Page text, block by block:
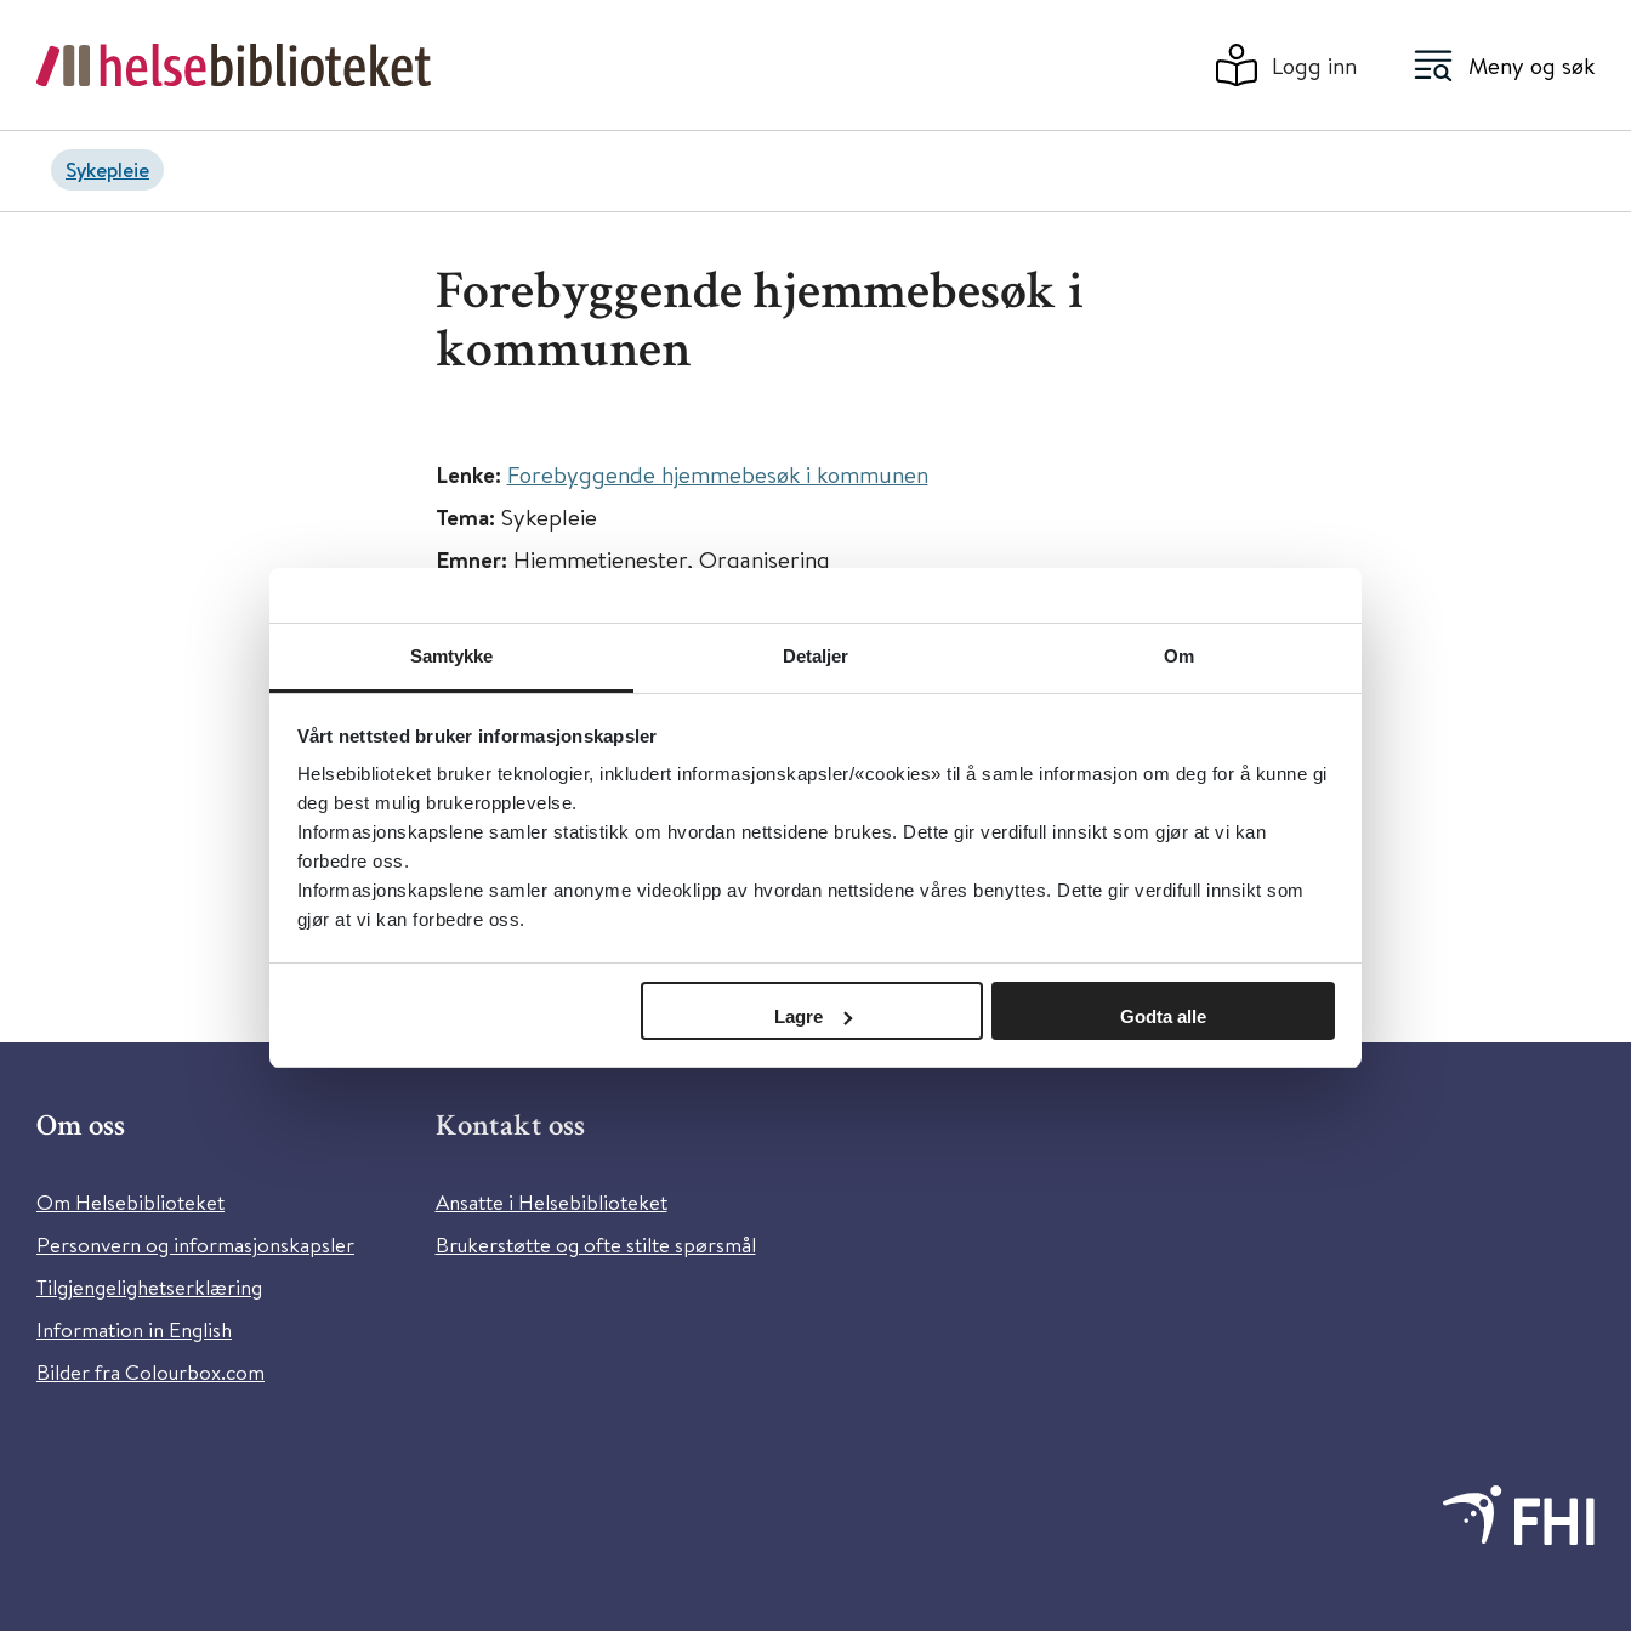
Samtykke Detaljer Om
Vårt nettsted bruker informasjonskapsler
Helsebiblioteket bruker teknologier, inkludert informasjonskapsler/«cookies» til å samle informasjon om deg for å kunne gi
deg best mulig brukeropplevelse.
Informasjonskapslene samler statistikk om hvordan nettsidene brukes. Dette gir verdifull innsikt som gjør at vi kan
forbedre oss.
Informasjonskapslene samler anonyme videoklipp av hvordan nettsidene våres benyttes. Dette gir verdifull innsikt som
gjør at vi kan forbedre oss.
Lagre Godta alle
Logg inn Meny og søk
Sykepleie
Forebyggende hjemmebesøk i
kommunen
Lenke: Forebyggende hjemmebesøk i kommunen
Tema: Sykepleie
Emner: Hjemmetjenester, Organisering
Utgiver:
Språk:Norsk
Metabeskrivelse:Gir veiledning om hvordan kommunene kan organisere og
målrette forebyggende hjemmebesøk. Inneholder råd om valg av
målgrupper, innhold i besøkene og hvordan identifisere risikopersoner.
Relevant for ledere.
Om oss
Om Helsebiblioteket
Personvern og informasjonskapsler
Tilgjengelighetserklæring
Information in English
Bilder fra Colourbox.com
Kontakt oss
Ansatte i Helsebiblioteket
Brukerstøtte og ofte stilte spørsmål